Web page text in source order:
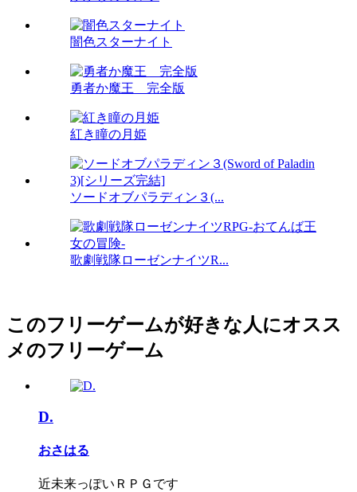
闇色スターナイト
勇者か魔王 完全版
紅き瞳の月姫
ソードオブパラディン３(...
歌劇戦隊ローゼンナイツR...
このフリーゲームが好きな人にオスス
メのフリーゲーム
D.
おさはる
近未来っぽいＲＰＧです